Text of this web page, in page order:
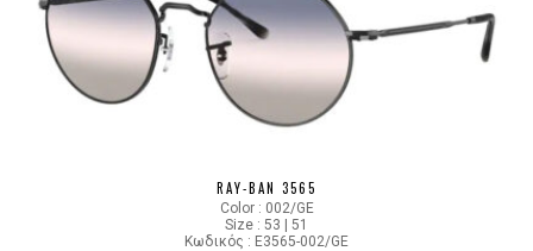
RAY-BAN 3565
Color : 002/GE
Size : 53 | 51
Κωδικός : E3565-002/GE